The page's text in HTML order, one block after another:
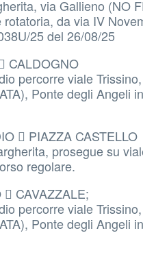
via Gallieno (NO
da via IV
25 del 26/08/25
CALDOGNO
percorre viale
Ponte degli Angeli
 PIAZZA CASTELLO
prosegue su
regolare.
CAVAZZALE;
percorre viale
Ponte degli Angeli